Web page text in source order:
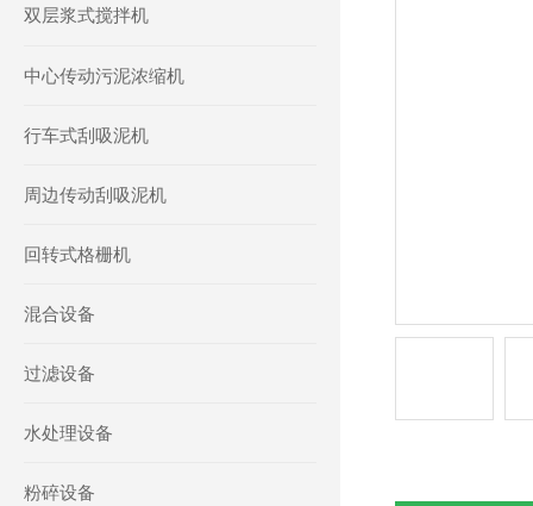
双层浆式搅拌机
中心传动污泥浓缩机
行车式刮吸泥机
周边传动刮吸泥机
回转式格栅机
混合设备
过滤设备
水处理设备
粉碎设备